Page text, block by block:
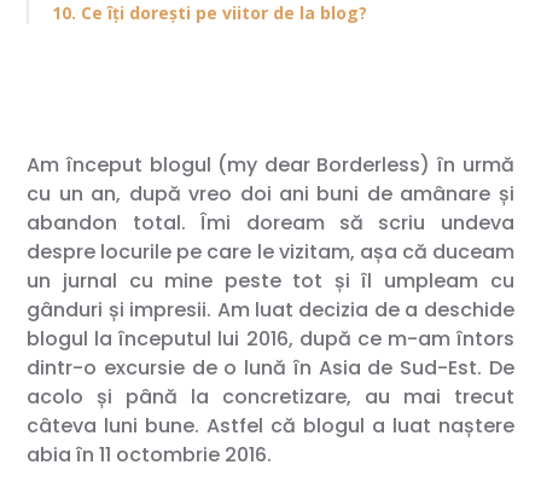
Am început blogul (my dear Borderless) în urmă
cu un an, după vreo doi ani buni de amânare și
abandon total. Îmi doream să scriu undeva
despre locurile pe care le vizitam, așa că duceam
un jurnal cu mine peste tot și îl umpleam cu
gânduri și impresii. Am luat decizia de a deschide
blogul la începutul lui 2016, după ce m-am întors
dintr-o excursie de o lună în Asia de Sud-Est. De
acolo și până la concretizare, au mai trecut
câteva luni bune. Astfel că blogul a luat naștere
abia în 11 octombrie 2016.
10. Ce îți dorești pe viitor de la blog?